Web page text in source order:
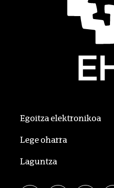
Egoitza elektronikoa
Lege oharra
Laguntza